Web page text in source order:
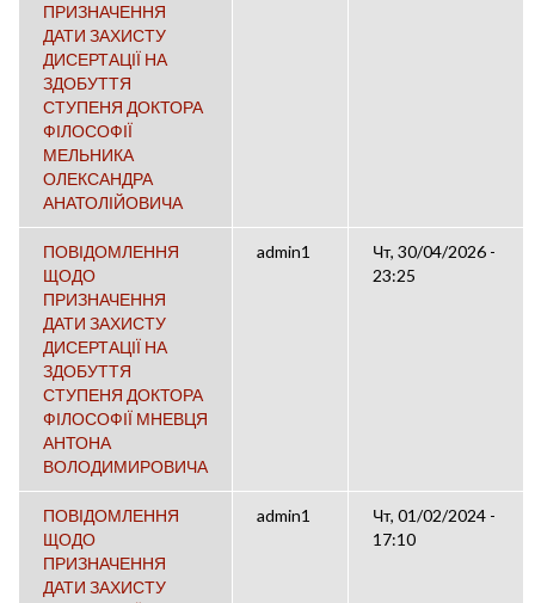
ПРИЗНАЧЕННЯ
ДАТИ ЗАХИСТУ
ДИСЕРТАЦІЇ НА
ЗДОБУТТЯ
СТУПЕНЯ ДОКТОРА
ФІЛОСОФІЇ
МЕЛЬНИКА
ОЛЕКСАНДРА
АНАТОЛІЙОВИЧА
ПОВІДОМЛЕННЯ
ЩОДО
ПРИЗНАЧЕННЯ
ДАТИ ЗАХИСТУ
ДИСЕРТАЦІЇ НА
ЗДОБУТТЯ
СТУПЕНЯ ДОКТОРА
ФІЛОСОФІЇ МНЕВЦЯ
АНТОНА
ВОЛОДИМИРОВИЧА
admin1
Чт, 30/04/2026 -
23:25
ПОВІДОМЛЕННЯ
ЩОДО
ПРИЗНАЧЕННЯ
ДАТИ ЗАХИСТУ
admin1
Чт, 01/02/2024 -
17:10